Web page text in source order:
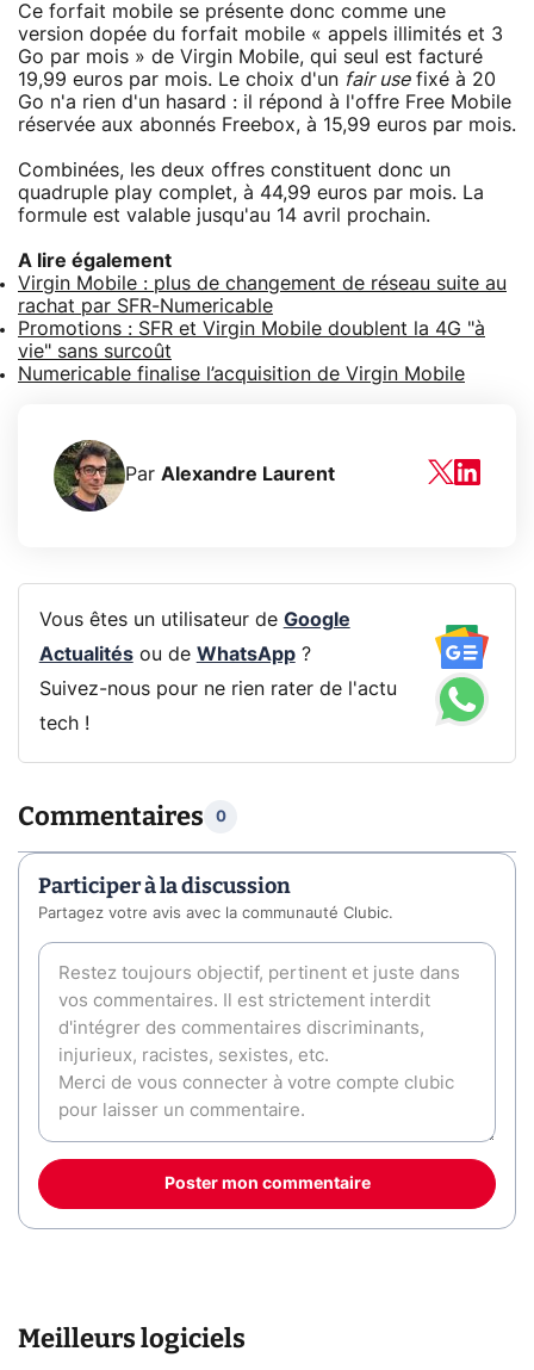
Ce forfait mobile se présente donc comme une
version dopée du forfait mobile « appels illimités et 3
Go par mois » de Virgin Mobile, qui seul est facturé
19,99 euros par mois. Le choix d'un fair usefixé à 20
Go n'a rien d'un hasard : il répond à l'offre Free Mobile
réservée aux abonnés Freebox, à 15,99 euros par mois.
Combinées, les deux offres constituent donc un
quadruple play complet, à 44,99 euros par mois. La
formule est valable jusqu'au 14 avril prochain.
A lire également
Virgin Mobile : plus de changement de réseau suite au
rachat par SFR-Numericable
Promotions : SFR et Virgin Mobile doublent la 4G "à
vie" sans surcoût
Numericable finalise l’acquisition de Virgin Mobile
Par Alexandre Laurent
Vous êtes un utilisateur de Google
Actualitésou de WhatsApp?
Suivez-nous pour ne rien rater de l'actu
tech !
Commentaires 0
Participer à la discussion
Partagez votre avis avec la communauté Clubic.
Poster mon commentaire
Meilleurs logiciels